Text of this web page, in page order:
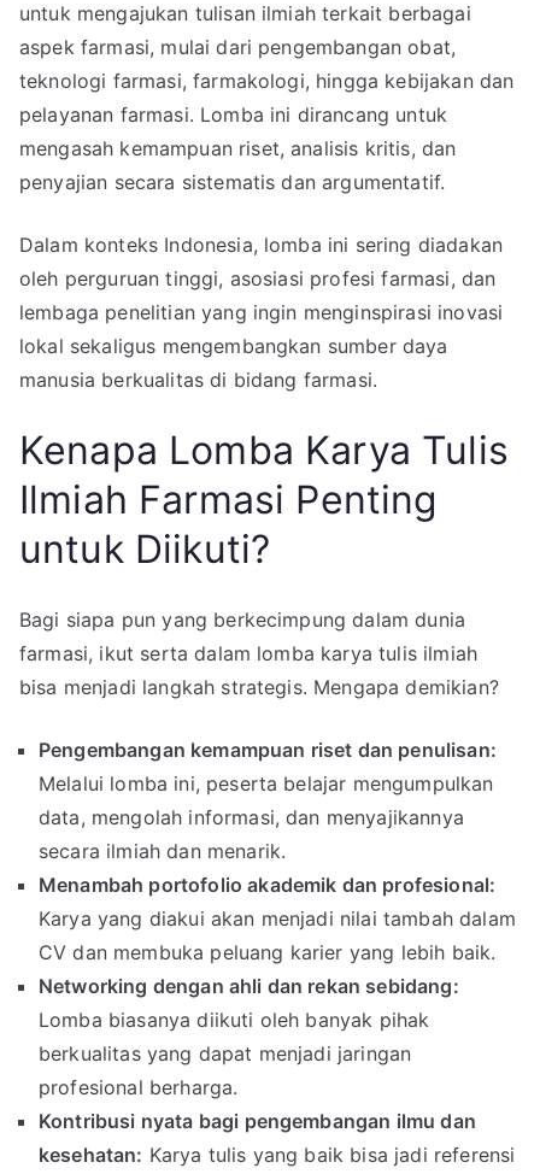
untuk mengajukan tulisan ilmiah terkait berbagai
aspek farmasi, mulai dari pengembangan obat,
teknologi farmasi, farmakologi, hingga kebijakan dan
pelayanan farmasi. Lomba ini dirancang untuk
mengasah kemampuan riset, analisis kritis, dan
penyajian secara sistematis dan argumentatif.
Dalam konteks Indonesia, lomba ini sering diadakan
oleh perguruan tinggi, asosiasi profesi farmasi, dan
lembaga penelitian yang ingin menginspirasi inovasi
lokal sekaligus mengembangkan sumber daya
manusia berkualitas di bidang farmasi.
Kenapa Lomba Karya Tulis
Ilmiah Farmasi Penting
untuk Diikuti?
Bagi siapa pun yang berkecimpung dalam dunia
farmasi, ikut serta dalam lomba karya tulis ilmiah
bisa menjadi langkah strategis. Mengapa demikian?
Pengembangan kemampuan riset dan penulisan:
Melalui lomba ini, peserta belajar mengumpulkan
data, mengolah informasi, dan menyajikannya
secara ilmiah dan menarik.
Menambah portofolio akademik dan profesional:
Karya yang diakui akan menjadi nilai tambah dalam
CV dan membuka peluang karier yang lebih baik.
Networking dengan ahli dan rekan sebidang:
Lomba biasanya diikuti oleh banyak pihak
berkualitas yang dapat menjadi jaringan
profesional berharga.
Kontribusi nyata bagi pengembangan ilmu dan
kesehatan: Karya tulis yang baik bisa jadi referensi